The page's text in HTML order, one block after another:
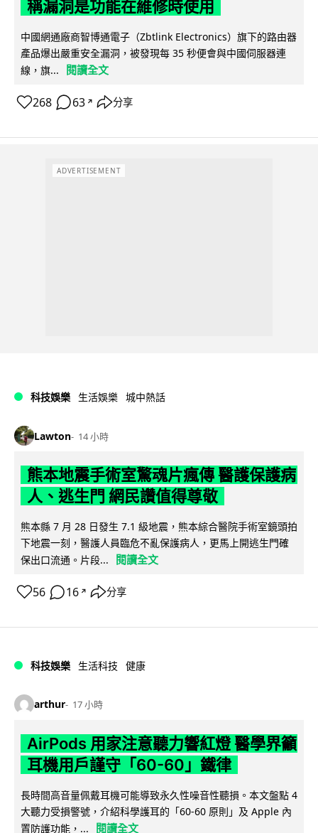
稱漏洞是功能在維修時使用
中國網通廠商智博通電子（Zbtlink Electronics）旗下的路由器
產品爆出嚴重安全漏洞，被發現每 35 秒便會與中國伺服器連
線，旗...
閱讀全文
268 63 ↗ 分享
ADVERTISEMENT
科技娛樂 生活娛樂 城中熱話
Lawton 14 小時
熊本地震手術室驚魂片瘋傳 醫護保護病
人、逃生門 網民讚值得尊敬
熊本縣 7 月 28 日發生 7.1 級地震，熊本綜合醫院手術室鏡頭拍
下地震一刻，醫護人員臨危不亂保護病人，更馬上開逃生門確
保出口流通。片段...
閱讀全文
56 16 ↗ 分享
科技娛樂 生活科技 健康
arthur 17 小時
AirPods 用家注意聽力響紅燈 醫學界籲
耳機用戶謹守「60-60」鐵律
長時間高音量佩戴耳機可能導致永久性噪音性聽損。本文盤點 4
大聽力受損警號，介紹科學護耳的「60-60 原則」及 Apple 內
置防護功能，...
閱讀全文